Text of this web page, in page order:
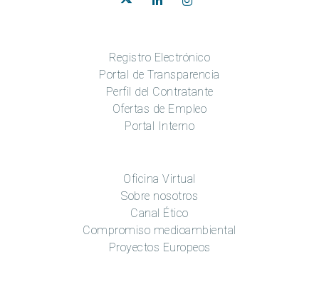
Registro Electrónico
Portal de Transparencia
Perfil del Contratante
Ofertas de Empleo
Portal Interno
Oficina Virtual
Sobre nosotros
Canal Ético
Compromiso medioambiental
Proyectos Europeos